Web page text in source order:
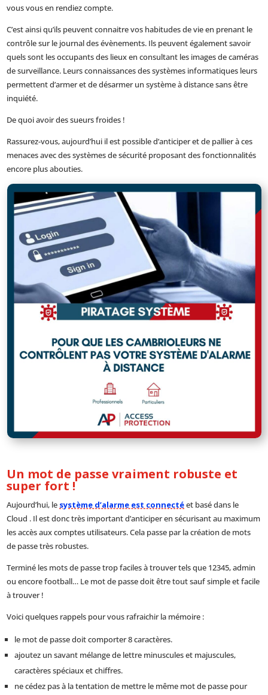
vous vous en rendiez compte.
C’est ainsi qu’ils peuvent connaitre vos habitudes de vie en prenant le
contrôle sur le journal des évènements. Ils peuvent également savoir
quels sont les occupants des lieux en consultant les images de caméras
de surveillance. Leurs connaissances des systèmes informatiques leurs
permettent d’armer et de désarmer un système à distance sans être
inquiété.
De quoi avoir des sueurs froides !
Rassurez-vous, aujourd’hui il est possible d’anticiper et de pallier à ces
menaces avec des systèmes de sécurité proposant des fonctionnalités
encore plus abouties.
Un mot de passe vraiment robuste et
super fort !
Aujourd’hui, le système d’alarme est connectéet basé dans le
Cloud . Il est donc très important d’anticiper en sécurisant au maximum
les accès aux comptes utilisateurs. Cela passe par la création de mots
de passe très robustes.
Terminé les mots de passe trop faciles à trouver tels que 12345, admin
ou encore football… Le mot de passe doit être tout sauf simple et facile
à trouver !
Voici quelques rappels pour vous rafraichir la mémoire :
le mot de passe doit comporter 8 caractères.
ajoutez un savant mélange de lettre minuscules et majuscules,
caractères spéciaux et chiffres.
ne cédez pas à la tentation de mettre le même mot de passe pour